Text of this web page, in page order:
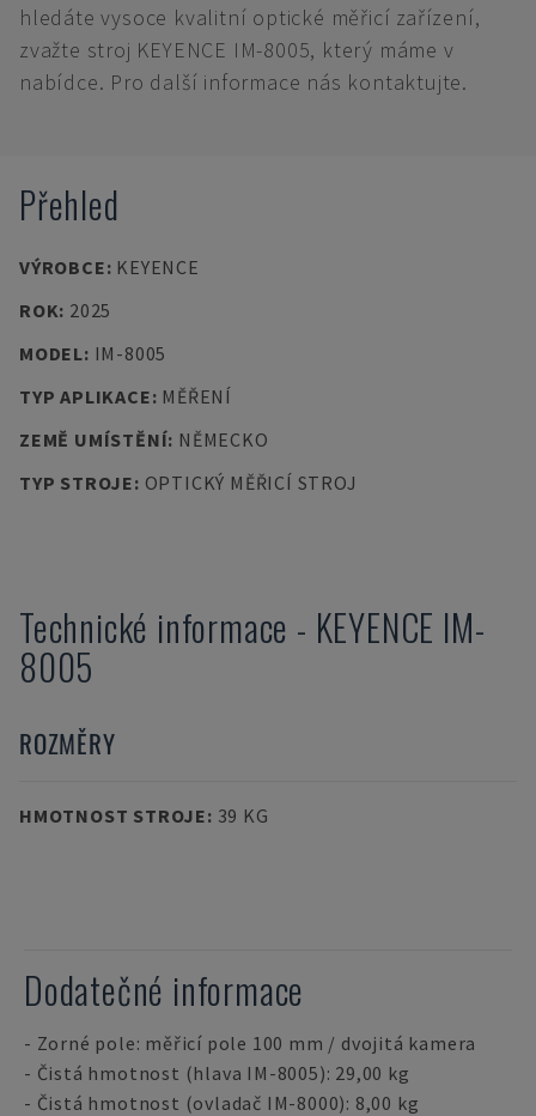
hledáte vysoce kvalitní optické měřicí zařízení,
zvažte stroj KEYENCE IM-8005, který máme v
nabídce. Pro další informace nás kontaktujte.
Přehled
VÝROBCE: KEYENCE
ROK: 2025
MODEL: IM-8005
TYP APLIKACE: MĚŘENÍ
ZEMĚ UMÍSTĚNÍ: NĚMECKO
TYP STROJE: OPTICKÝ MĚŘICÍ STROJ
Technické informace - KEYENCE IM-
8005
ROZMĚRY
HMOTNOST STROJE: 39 KG
Dodatečné informace
- Zorné pole: měřicí pole 100 mm / dvojitá kamera
- Čistá hmotnost (hlava IM-8005): 29,00 kg
- Čistá hmotnost (ovladač IM-8000): 8,00 kg